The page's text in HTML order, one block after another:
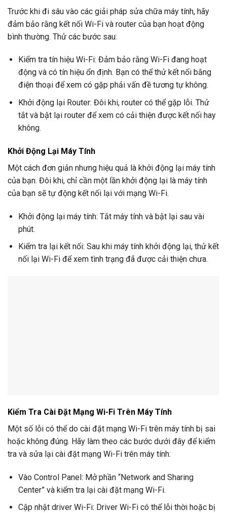
Trước khi đi sâu vào các giải pháp sửa chữa máy tính, hãy
đảm bảo rằng kết nối Wi-Fi và router của bạn hoạt động
bình thường. Thử các bước sau:
Kiểm tra tín hiệu Wi-Fi: Đảm bảo rằng Wi-Fi đang hoạt
động và có tín hiệu ổn định. Bạn có thể thử kết nối bằng
điện thoại để xem có gặp phải vấn đề tương tự không.
Khởi động lại Router: Đôi khi, router có thể gặp lỗi. Thử
tắt và bật lại router để xem có cải thiện được kết nối hay
không.
Khởi Động Lại Máy Tính
Một cách đơn giản nhưng hiệu quả là khởi động lại máy tính
của bạn. Đôi khi, chỉ cần một lần khởi động lại là máy tính
của bạn sẽ tự động kết nối lại với mạng Wi-Fi.
Khởi động lại máy tính: Tắt máy tính và bật lại sau vài
phút.
Kiểm tra lại kết nối: Sau khi máy tính khởi động lại, thử kết
nối lại Wi-Fi để xem tình trạng đã được cải thiện chưa.
Kiểm Tra Cài Đặt Mạng Wi-Fi Trên Máy Tính
Một số lỗi có thể do cài đặt mạng Wi-Fi trên máy tính bị sai
hoặc không đúng. Hãy làm theo các bước dưới đây để kiểm
tra và sửa lại cài đặt mạng Wi-Fi trên máy tính:
Vào Control Panel: Mở phần “Network and Sharing
Center” và kiểm tra lại cài đặt mạng Wi-Fi.
Cập nhật driver Wi-Fi: Driver Wi-Fi có thể lỗi thời hoặc bị